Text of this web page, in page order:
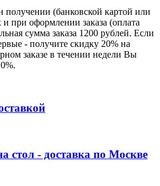
получении (банковской картой или
при оформлении заказа (оплата
сумма заказа 1200 рублей. Если
- получите скидку 20% на
заказе в течении недели Вы
стол - доставка по Москве